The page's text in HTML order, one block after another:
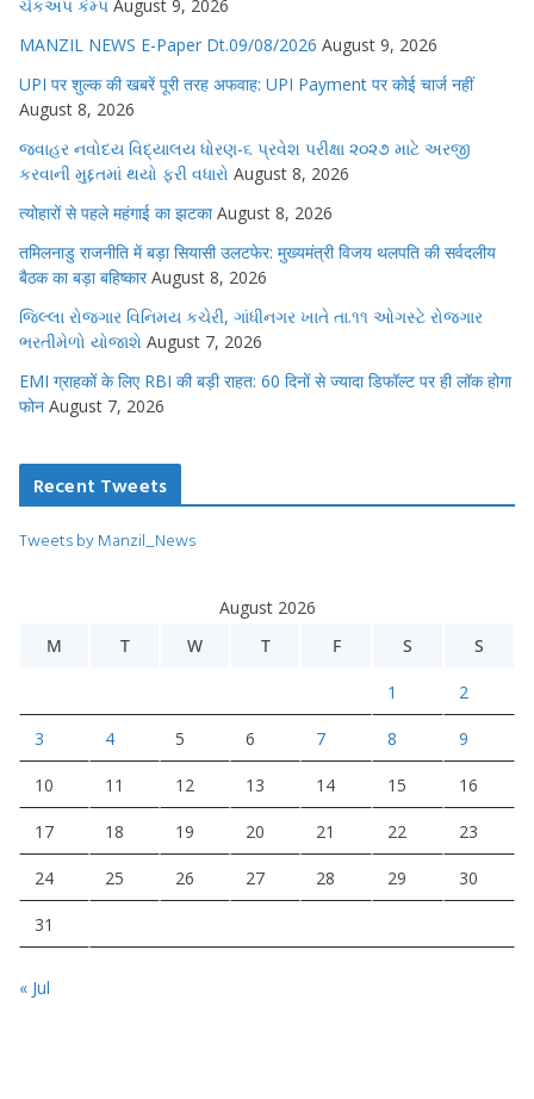
ચેકઅપ કેમ્પ August 9, 2026
MANZIL NEWS E-Paper Dt.09/08/2026 August 9, 2026
UPI पर शुल्क की खबरें पूरी तरह अफवाह: UPI Payment पर कोई चार्ज नहीं
August 8, 2026
જવાહર નવોદય વિદ્યાલય ધોરણ-૬ પ્રવેશ પરીક્ષા ૨૦૨૭ માટે અરજી
કરવાની મુદ્દતમાં થયો ફરી વધારો August 8, 2026
त्योहारों से पहले महंगाई का झटका August 8, 2026
तमिलनाडु राजनीति में बड़ा सियासी उलटफेर: मुख्यमंत्री विजय थलपति की सर्वदलीय
बैठक का बड़ा बहिष्कार August 8, 2026
જિલ્લા રોજગાર વિનિમય કચેરી, ગાંધીનગર ખાતે તા.૧૧ ઓગસ્ટે રોજગાર
ભરતીમેળો યોજાશે August 7, 2026
EMI ग्राहकों के लिए RBI की बड़ी राहत: 60 दिनों से ज्यादा डिफॉल्ट पर ही लॉक होगा
फोन August 7, 2026
Recent Tweets
Tweets by Manzil_News
August 2026
M
T W T F S S
1 2
3 4 5 6 7 8 9
10 11 12 13 14 15 16
17 18 19 20 21 22 23
24 25 26 27 28 29 30
31
« Jul